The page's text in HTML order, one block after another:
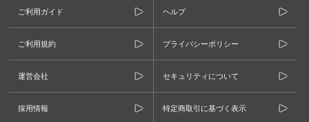
ご利用ガイド ヘルプ
ご利用規約 プライバシーポリシー
運営会社 セキュリティについて
採用情報 特定商取引に基づく表示